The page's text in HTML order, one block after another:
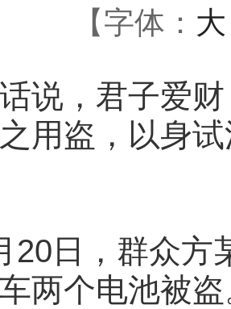
【字体： 大
，君子爱财
用盗，以身
日，群众方某
两个电池被